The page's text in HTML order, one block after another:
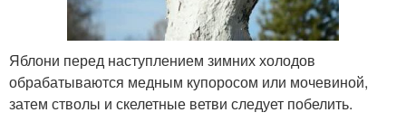
Яблони перед наступлением зимних холодов
обрабатываются медным купоросом или мочевиной,
затем стволы и скелетные ветви следует побелить.